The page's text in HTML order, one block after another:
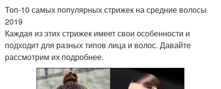
Топ-10 самых популярных стрижек на средние волосы
2019
Каждая из этих стрижек имеет свои особенности и
подходит для разных типов лица и волос. Давайте
рассмотрим их подробнее.